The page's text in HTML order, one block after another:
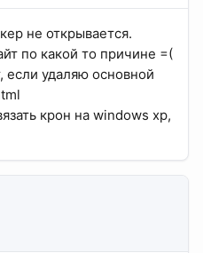
не открывается.
по какой то причине =(
если удаляю основной
крон на windows xp,